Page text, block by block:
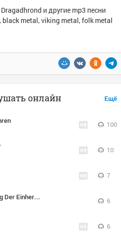
и другие mp3 песни
black metal, viking metal, folk metal
Ещё
онлайн
100
10
7
Schlachtengesang Der Einherjer
6
6